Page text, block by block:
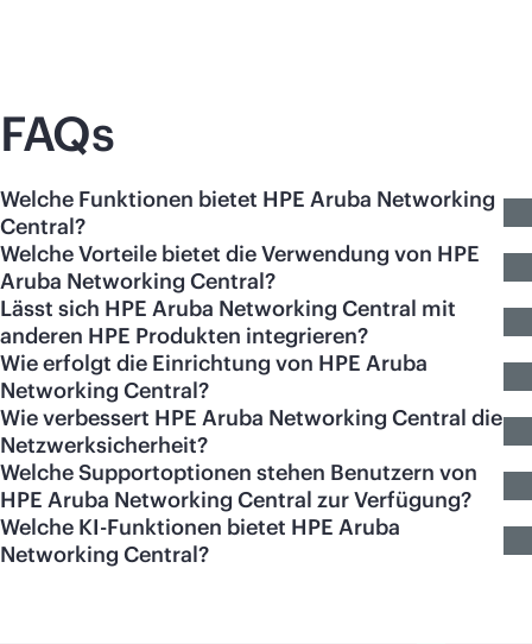
FAQs
Welche Funktionen bietet HPE Aruba Networking
Central?
Welche Vorteile bietet die Verwendung von HPE
Aruba Networking Central?
Lässt sich HPE Aruba Networking Central mit
anderen HPE Produkten integrieren?
Wie erfolgt die Einrichtung von HPE Aruba
Networking Central?
Wie verbessert HPE Aruba Networking Central die
Netzwerksicherheit?
Welche Supportoptionen stehen Benutzern von
HPE Aruba Networking Central zur Verfügung?
Welche KI-Funktionen bietet HPE Aruba
Networking Central?